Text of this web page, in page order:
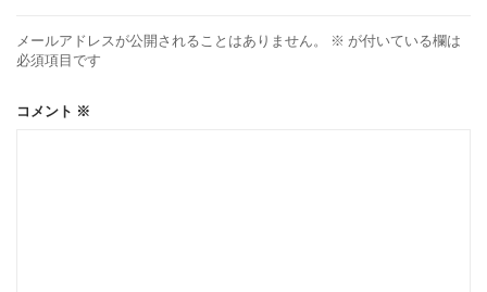
メールアドレスが公開されることはありません。 ※ が付いている欄は
必須項目です
コメント ※